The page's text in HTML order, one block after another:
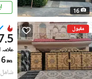
16
مقبول
7.5
6
شامل